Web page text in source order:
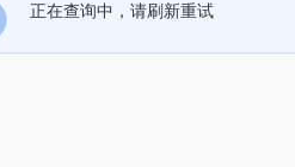
正在查询中，请刷新重试